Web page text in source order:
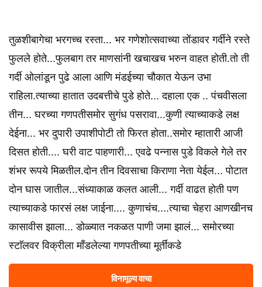
तुळशीबागेचा भरगच्च रस्ता... भर गणेशोत्सवाच्या तोंडावर गर्दीने रस्ते
फुलले होते...फुलबाग तर माणसांनी खचाखच भरुन वाहत होती.तो ती
गर्दी ओलांडून पुढे आला आणि मंडईच्या चौकात येऊन उभा
राहिला.त्याच्या हातात उदबत्तीचे पुडे होते... दहाला एक .. पंचवीसला
तीन... घरच्या गणपतीसमोर सुगंध पसरावा...कुणी त्याच्याकडे लक्ष
देईना... भर दुपारी उपाशीपोटी तो फिरत होता..समोर म्हातारी आजी
दिसत होती.... घरी वाट पाहणारी... एवढे पन्नास पुडे विकले गेले तर
शंभर रूपये मिळतील.दोन तीन दिवसाचा किराणा नेता येईल... पोटात
दोन घास जातील...संध्याकाळ कलत आली... गर्दी वाढत होती पण
त्याच्याकडे फारसं लक्ष जाईना.... कुणाचंच....त्याचा चेहरा आणखीनच
कासावीस झाला... डोळ्यात नकळत पाणी जमा झालं... समोरच्या
स्टाॅलवर विक्रीला माँडलेल्या गणपतीच्या मूर्तींकडे
विनामूल्य वाचा